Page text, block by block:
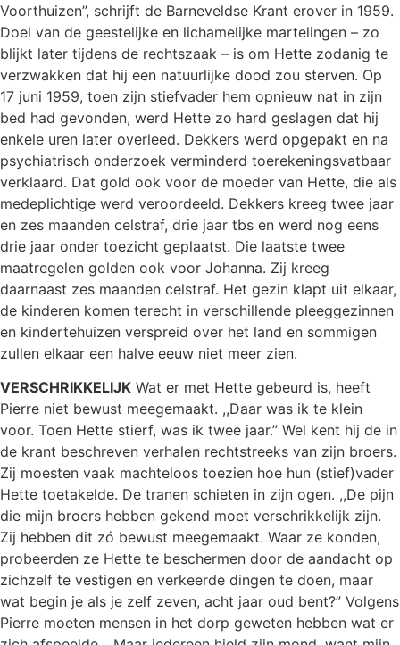
Voorthuizen”, schrijft de Barneveldse Krant erover in 1959.
Doel van de geestelijke en lichamelijke martelingen – zo
blijkt later tijdens de rechtszaak – is om Hette zodanig te
verzwakken dat hij een natuurlijke dood zou sterven. Op
17 juni 1959, toen zijn stiefvader hem opnieuw nat in zijn
bed had gevonden, werd Hette zo hard geslagen dat hij
enkele uren later overleed. Dekkers werd opgepakt en na
psychiatrisch onderzoek verminderd toerekeningsvatbaar
verklaard. Dat gold ook voor de moeder van Hette, die als
medeplichtige werd veroordeeld. Dekkers kreeg twee jaar
en zes maanden celstraf, drie jaar tbs en werd nog eens
drie jaar onder toezicht geplaatst. Die laatste twee
maatregelen golden ook voor Johanna. Zij kreeg
daarnaast zes maanden celstraf. Het gezin klapt uit elkaar,
de kinderen komen terecht in verschillende pleeggezinnen
en kindertehuizen verspreid over het land en sommigen
zullen elkaar een halve eeuw niet meer zien.
VERSCHRIKKELIJK Wat er met Hette gebeurd is, heeft
Pierre niet bewust meegemaakt. ,,Daar was ik te klein
voor. Toen Hette stierf, was ik twee jaar.” Wel kent hij de in
de krant beschreven verhalen rechtstreeks van zijn broers.
Zij moesten vaak machteloos toezien hoe hun (stief)vader
Hette toetakelde. De tranen schieten in zijn ogen. ,,De pijn
die mijn broers hebben gekend moet verschrikkelijk zijn.
Zij hebben dit zó bewust meegemaakt. Waar ze konden,
probeerden ze Hette te beschermen door de aandacht op
zichzelf te vestigen en verkeerde dingen te doen, maar
wat begin je als je zelf zeven, acht jaar oud bent?” Volgens
Pierre moeten mensen in het dorp geweten hebben wat er